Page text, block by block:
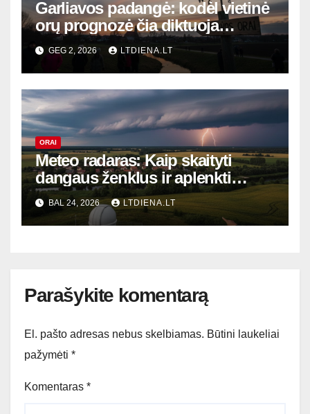
Garliavos padangė: kodėl vietinė
orų prognozė čia diktuoja
gyvenimo ritmą?
GEG 2, 2026 LTDIENA.LT
ORAI
Meteo radaras: Kaip skaityti
dangaus ženklus ir aplenkti
audrą – profesionalų paslaptys
BAL 24, 2026 LTDIENA.LT
Parašykite komentarą
El. pašto adresas nebus skelbiamas. Būtini laukeliai
pažymėti *
Komentaras *